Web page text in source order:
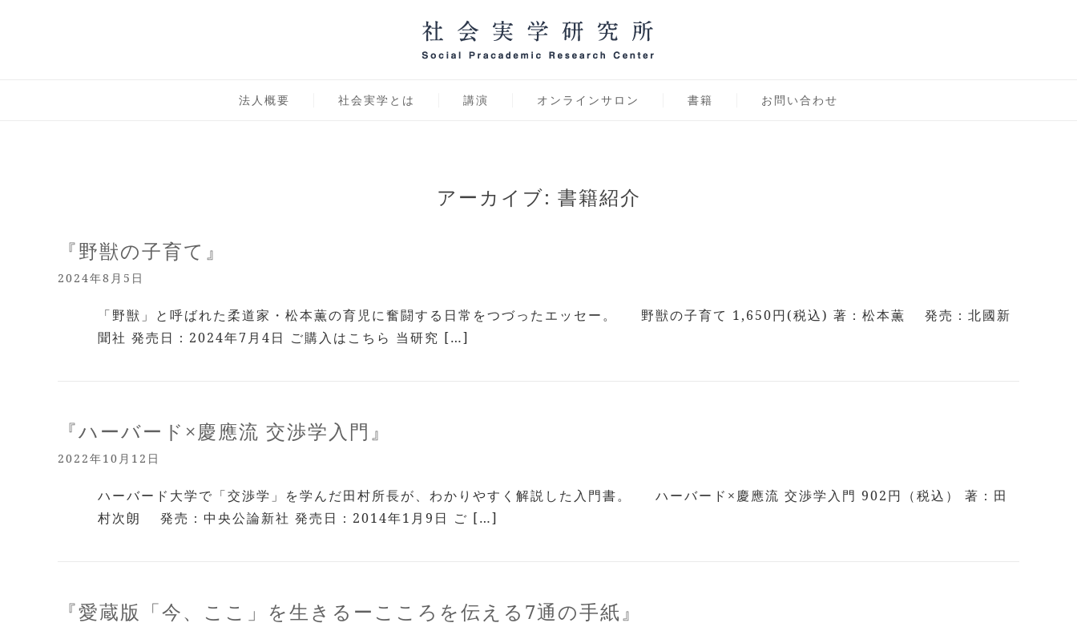
法人概要 社会実学とは 講演 オンラインサロン 書籍 お問い合わせ
アーカイブ: 書籍紹介
『野獣の子育て』
2024年8月5日
「野獣」と呼ばれた柔道家・松本薫の育児に奮闘する日常をつづったエッセー。 野獣の子育て 1,650円(税込) 著：松本薫 発売：北國新
聞社 発売日：2024年7月4日 ご購入はこちら 当研究 […]
『ハーバード×慶應流 交渉学入門』
2022年10月12日
ハーバード大学で「交渉学」を学んだ田村所長が、わかりやすく解説した入門書。 ハーバード×慶應流 交渉学入門 902円（税込） 著：田
村次朗 発売：中央公論新社 発売日：2014年1月9日 ご […]
『愛蔵版「今、ここ」を生きるーこころを伝える7通の手紙』